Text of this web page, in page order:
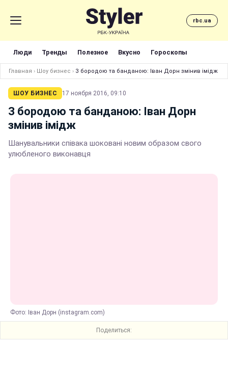
rbc.ua
Люди Тренды Полезное Вкусно Гороскопы
Главная › Шоу бизнес › З бородою та банданою: Іван Дорн змінив імідж
ШОУ БИЗНЕС 17 ноября 2016, 09:10
З бородою та банданою: Іван Дорн
змінив імідж
Шанувальники співака шоковані новим образом свого
улюбленого виконавця
Фото: Іван Дорн (instagram.com)
Поделиться: